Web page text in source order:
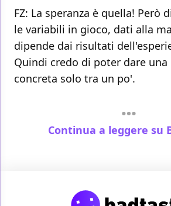
FZ: La speranza è quella! Però
le variabili in gioco, dati alla
dipende dai risultati
Quindi credo di poter dare
concreta solo tra un po'.
Continua a leggere su